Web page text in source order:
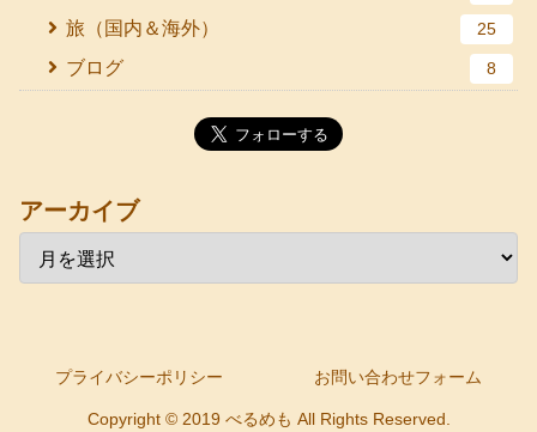
旅（国内＆海外） 25
ブログ 8
アーカイブ
プライバシーポリシー お問い合わせフォーム
Copyright © 2019 べるめも All Rights Reserved.